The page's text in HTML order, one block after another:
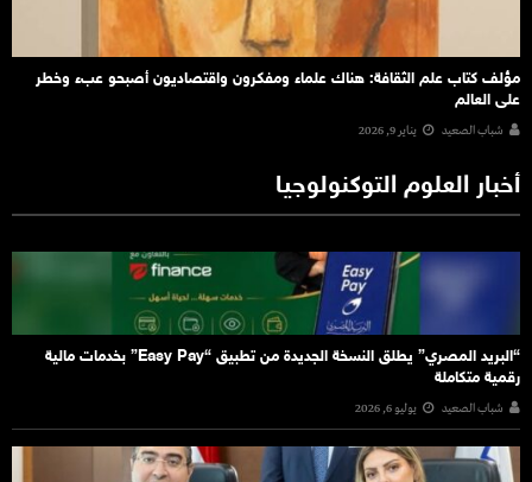
مؤلف كتاب علم الثقافة: هناك علماء ومفكرون واقتصاديون أصبحو عبء وخطر
على العالم
شباب الصعيد يناير 9, 2026
أخبار العلوم التوكنولوجيا
“البريد المصري” يطلق النسخة الجديدة من تطبيق “Easy Pay” بخدمات مالية
رقمية متكاملة
شباب الصعيد يوليو 6, 2026